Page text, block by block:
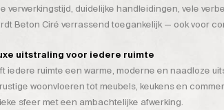
verwerkingstijd, duidelijke handleidingen, vele
Beton Ciré verrassend toegankelijk — ook voor
uitstraling voor iedere ruimte
iedere ruimte een warme, moderne en naadloze
woonvloeren tot meubels, keukens en
sfeer met een ambachtelijke afwerking.